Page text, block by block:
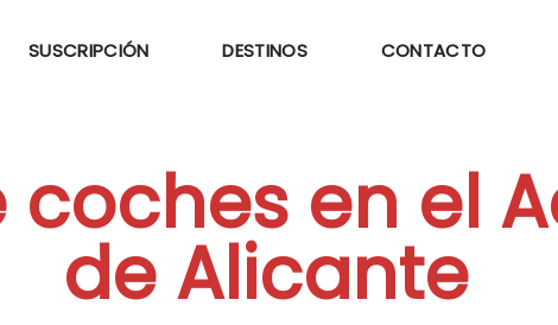
SUSCRIPCIÓN DESTINOS CONTACTO
coches en el
de Alicante